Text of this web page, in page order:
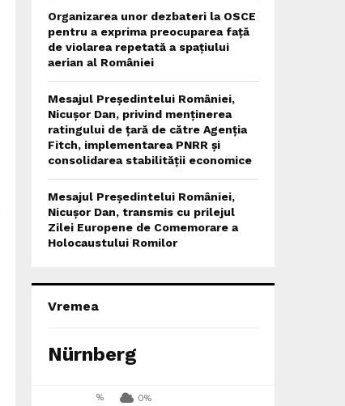
Organizarea unor dezbateri la OSCE
pentru a exprima preocuparea față
de violarea repetată a spațiului
aerian al României
Mesajul Președintelui României,
Nicușor Dan, privind menținerea
ratingului de țară de către Agenția
Fitch, implementarea PNRR și
consolidarea stabilității economice
Mesajul Președintelui României,
Nicușor Dan, transmis cu prilejul
Zilei Europene de Comemorare a
Holocaustului Romilor
Vremea
Nürnberg
% 0%